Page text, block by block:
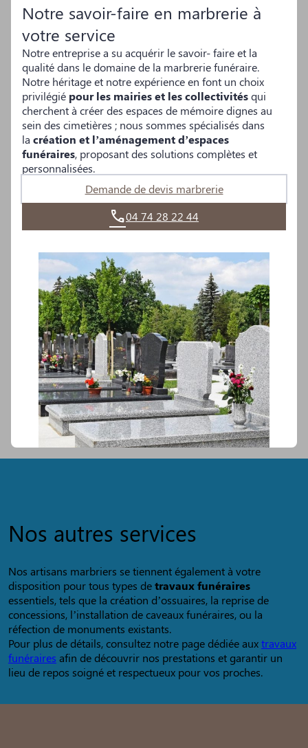
Notre savoir-faire en marbrerie à
votre service
Notre entreprise a su acquérir le savoir- faire et la
qualité dans le domaine de la marbrerie funéraire.
Notre héritage et notre expérience en font un choix
privilégié pour les mairies et les collectivitésqui
cherchent à créer des espaces de mémoire dignes au
sein des cimetières ; nous sommes spécialisés dans
la création et l’aménagement d’espaces
funéraires, proposant des solutions complètes et
personnalisées.
Demande de devis marbrerie
04 74 28 22 44
Nos autres services
Nos artisans marbriers se tiennent également à votre
disposition pour tous types detravaux funéraires
essentiels, tels que la création d’ossuaires, la reprise de
concessions, l’installation de caveaux funéraires, ou la
réfection de monuments existants.
Pour plus de détails, consultez notre page dédiée auxtravaux
funéraires afin de découvrir nos prestations et garantir un
lieu de repos soigné et respectueux pour vos proches.